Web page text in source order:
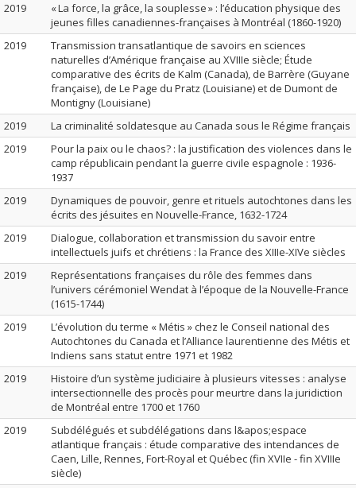
2019
« La force, la grâce, la souplesse » : l’éducation physique des
jeunes filles canadiennes-françaises à Montréal (1860-1920)
2019
Transmission transatlantique de savoirs en sciences
naturelles d’Amérique française au XVIIIe siècle; Étude
comparative des écrits de Kalm (Canada), de Barrère (Guyane
française), de Le Page du Pratz (Louisiane) et de Dumont de
Montigny (Louisiane)
2019
La criminalité soldatesque au Canada sous le Régime français
2019
Pour la paix ou le chaos? : la justification des violences dans le
camp républicain pendant la guerre civile espagnole : 1936-
1937
2019
Dynamiques de pouvoir, genre et rituels autochtones dans les
écrits des jésuites en Nouvelle-France, 1632-1724
2019
Dialogue, collaboration et transmission du savoir entre
intellectuels juifs et chrétiens : la France des XIIIe-XIVe siècles
2019
Représentations françaises du rôle des femmes dans
l’univers cérémoniel Wendat à l’époque de la Nouvelle-France
(1615-1744)
2019
L’évolution du terme « Métis » chez le Conseil national des
Autochtones du Canada et l’Alliance laurentienne des Métis et
Indiens sans statut entre 1971 et 1982
2019
Histoire d’un système judiciaire à plusieurs vitesses : analyse
intersectionnelle des procès pour meurtre dans la juridiction
de Montréal entre 1700 et 1760
2019
Subdélégués et subdélégations dans l&apos;espace
atlantique français : étude comparative des intendances de
Caen, Lille, Rennes, Fort-Royal et Québec (fin XVIIe - fin XVIIIe
siècle)